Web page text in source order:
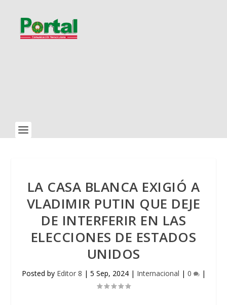
LA CASA BLANCA EXIGIÓ A
VLADIMIR PUTIN QUE DEJE
DE INTERFERIR EN LAS
ELECCIONES DE ESTADOS
UNIDOS
Posted by Editor 8 | 5 Sep, 2024| Internacional | 0 |